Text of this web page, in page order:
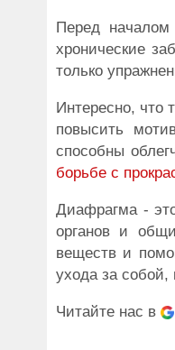
Перед началом
хронические
только
Интересно, что
повысить
способны
борьбе с
Диафрагма -
органов и
веществ и
ухода за собой,
Читайте нас в